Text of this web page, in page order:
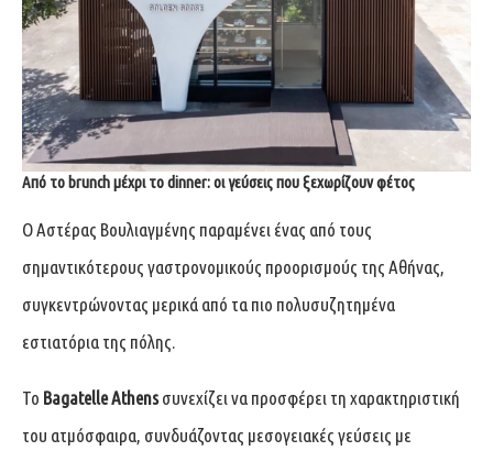
Από το brunch μέχρι το dinner: οι γεύσεις που ξεχωρίζουν φέτος
Ο Αστέρας Βουλιαγμένης παραμένει ένας από τους
σημαντικότερους γαστρονομικούς προορισμούς της Αθήνας,
συγκεντρώνοντας μερικά από τα πιο πολυσυζητημένα
εστιατόρια της πόλης.
Το Bagatelle Athensσυνεχίζει να προσφέρει τη χαρακτηριστική
του ατμόσφαιρα, συνδυάζοντας μεσογειακές γεύσεις με